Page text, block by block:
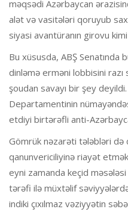
məqsədi Azərbaycan
alət və vasitələri qoruyub
siyasi avantüranın girovu kimi
Bu xüsusda, ABŞ Senatında
dinləmə erməni lobbisini
şoudan savayı bir şey
Departamentinin
etdiyi birtərəfli anti-
Gömrük nəzarəti tələbləri də
qanunvericiliyinə riayət
eyni zamanda keçid
tərəfi ilə müxtəlif
indiki çıxılmaz vəziyyətin